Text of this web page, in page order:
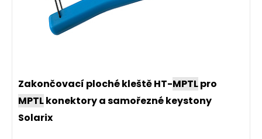
Zakončovací ploché kleště HT-MPTLpro
MPTLkonektory a samořezné keystony
Solarix